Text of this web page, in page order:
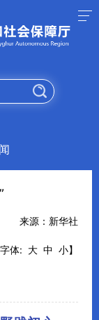
来源：新华社
字体: 大 中 小】